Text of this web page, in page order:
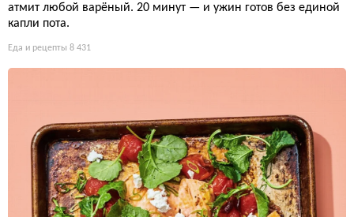
атмит любой варёный. 20 минут — и ужин готов без единой
капли пота.
Еда и рецепты 8 431